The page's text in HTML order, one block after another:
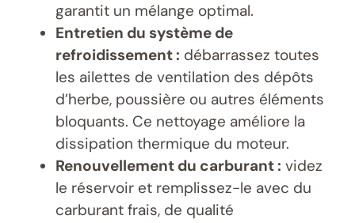
garantit un mélange optimal.
Entretien du système de
refroidissement : débarrassez toutes
les ailettes de ventilation des dépôts
d’herbe, poussière ou autres éléments
bloquants. Ce nettoyage améliore la
dissipation thermique du moteur.
Renouvellement du carburant : videz
le réservoir et remplissez-le avec du
carburant frais, de qualité